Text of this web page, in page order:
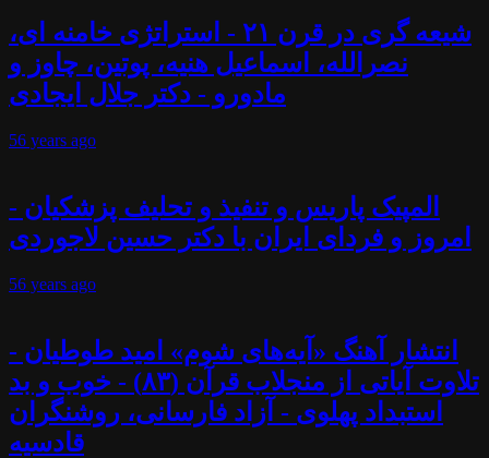
شیعه گری در قرن ۲۱ - استراتژی خامنه ای،
نصرالله، اسماعیل هنیه، پوتین، چاوز و
مادورو - دکتر جلال ایجادی
56 years ago
المپیک پاریس و تنفیذ و تحلیف پزشکیان -
امروز و فردای ایران با دکتر حسین لاجوردی
56 years ago
انتشار آهنگ «آیه‌های شوم» امید طوطیان -
تلاوت آیاتی از منجلاب قرآن (۸۳) - خوب و بد
استبداد پهلوی - آزاد فارسانی، روشنگران
قادسیه